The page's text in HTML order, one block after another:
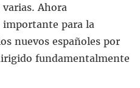
Ahora
importante para la
nuevos españoles por
fundamentalmente